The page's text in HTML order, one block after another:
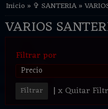
Inicio » ✞ SANTERIA»
VARIOS
Filtrar por
Precio
| x Quitar